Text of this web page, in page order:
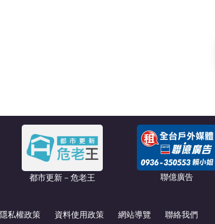
都市更新－危老王 聯億廣告
隱私權政策 資料使用政策 網站導覽 聯絡我們